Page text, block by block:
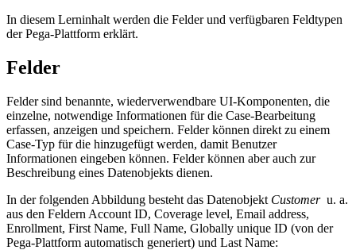
In diesem Lerninhalt werden die Felder und verfügbaren Feldtypen
der Pega-Plattform erklärt.
Felder
Felder sind benannte, wiederverwendbare UI-Komponenten, die
einzelne, notwendige Informationen für die Case-Bearbeitung
erfassen, anzeigen und speichern. Felder können direkt zu einem
Case-Typ für die hinzugefügt werden, damit Benutzer
Informationen eingeben können. Felder können aber auch zur
Beschreibung eines Datenobjekts dienen.
In der folgenden Abbildung besteht das Datenobjekt Customer u. a.
aus den Feldern Account ID, Coverage level, Email address,
Enrollment, First Name, Full Name, Globally unique ID (von der
Pega-Plattform automatisch generiert) und Last Name: